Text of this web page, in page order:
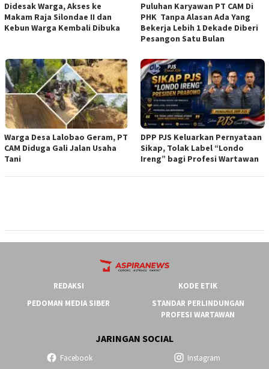
Didesak Warga, Akses ke
Makam Raja Silondae II dan
Kebun Warga Kembali Dibuka
‎Puluhan Karyawan PT CAM Di
PHK Tanpa Alasan Ada Yang
Bekerja Lebih 1 Dekade Diberi
Pesangon Satu Bulan
Warga Desa Lalobao Geram, PT
CAM Diduga Gali Jalan Usaha
Tani
DPP PJS Keluarkan Pernyataan
Sikap, Tolak Label “Londo
Ireng” bagi Profesi Wartawan
REDAKSI
KODE ETIK
PEDOMAN MEDIA SIBER
STANDAR PERLINDUNGAN
PROFESI WARTAWAN
JARINGAN SOCIAL
Facebook Instagram